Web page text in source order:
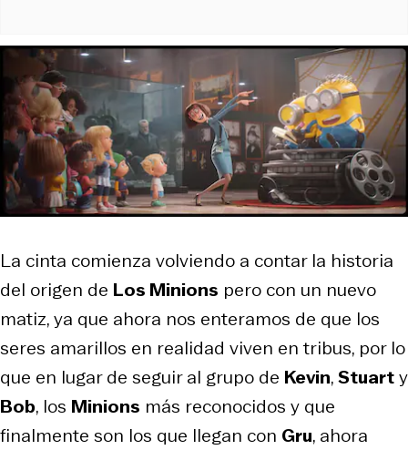
La cinta comienza volviendo a contar la historia
del origen de Los Minions pero con un nuevo
matiz, ya que ahora nos enteramos de que los
seres amarillos en realidad viven en tribus, por lo
que en lugar de seguir al grupo de Kevin,Stuarty
Bob, los Minions más reconocidos y que
finalmente son los que llegan con Gru, ahora